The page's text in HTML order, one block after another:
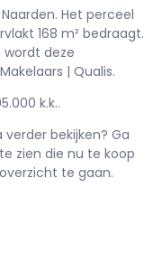
Naarden. Het perceel
168 m² bedraagt.
deze
| Qualis.
k.k..
bekijken? Ga
zien die nu te koop
te gaan.